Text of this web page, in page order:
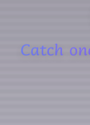
Catch